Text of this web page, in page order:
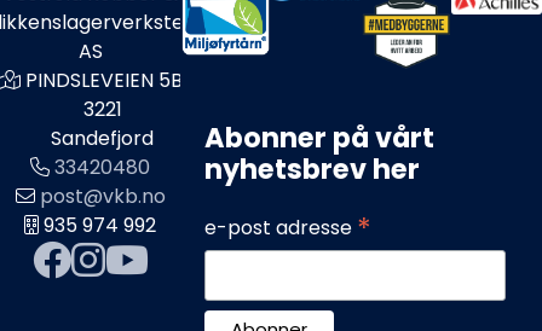
AS
PINDSLEVEIEN 5B
3221
Sandefjord
33420480
post@vkb.no
935 974 992
Abonner på vårt
nyhetsbrev her
e-post adresse *